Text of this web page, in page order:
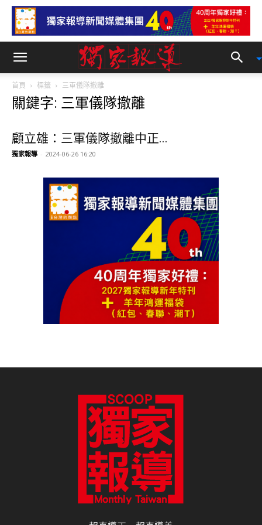
首頁 標籤 三軍儀隊撤離
關鍵字: 三軍儀隊撤離
顧立雄：三軍儀隊撤離中正...
獨家報導 - 2024-06-26 16:20